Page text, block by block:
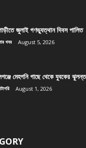
জুলাই গণভ্যুত্থান দিবস পালিত
খবর August 5, 2026
মেহগনি গাছে থেকে যুবকের
August 1, 2026